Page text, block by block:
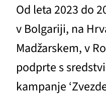
Od leta 2023 do
v Bolgariji, na
Madžarskem, v
podprte s
kampanje